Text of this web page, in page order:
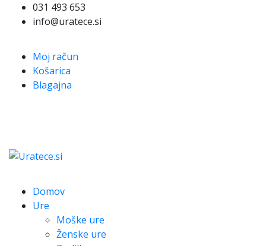
031 493 653
info@uratece.si
Moj račun
Košarica
Blagajna
Domov
Ure
Moške ure
Ženske ure